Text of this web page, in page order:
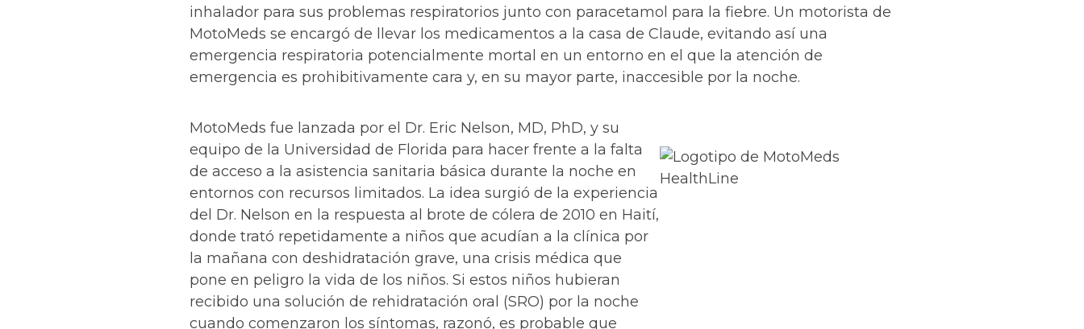
inhalador para sus problemas respiratorios junto con paracetamol para la fiebre. Un motorista de
MotoMeds se encargó de llevar los medicamentos a la casa de Claude, evitando así una
emergencia respiratoria potencialmente mortal en un entorno en el que la atención de
emergencia es prohibitivamente cara y, en su mayor parte, inaccesible por la noche.
MotoMeds fue lanzada por el Dr. Eric Nelson, MD, PhD, y su
equipo de la Universidad de Florida para hacer frente a la falta
de acceso a la asistencia sanitaria básica durante la noche en
entornos con recursos limitados. La idea surgió de la experiencia
del Dr. Nelson en la respuesta al brote de cólera de 2010 en Haití,
donde trató repetidamente a niños que acudían a la clínica por
la mañana con deshidratación grave, una crisis médica que
pone en peligro la vida de los niños. Si estos niños hubieran
recibido una solución de rehidratación oral (SRO) por la noche
cuando comenzaron los síntomas, razonó, es probable que